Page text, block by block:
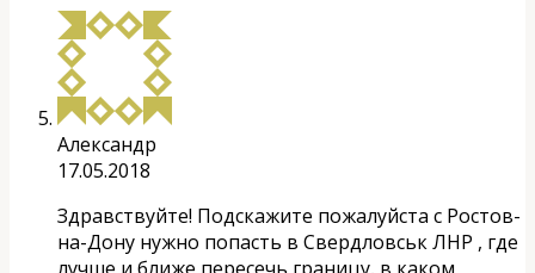
Александр
17.05.2018
Здравствуйте! Подскажите пожалуйста с Ростов-
на-Дону нужно попасть в Свердловськ ЛНР , где